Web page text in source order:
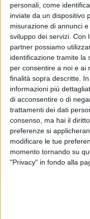
personali, come
inviate da un dispositivo
misurazione di annunci
sviluppo dei servizi. Con
partner possiamo
identificazione tramite la
per consentire a noi e ai
finalità sopra descritte.
informazioni più
di acconsentire o di
trattamenti dei dati
consenso, ma hai il
preferenze si
modificare le tue
momento tornando su
"Privacy" in fondo alla
L'azienda sanitaria
i PVT di Matera e
Matera: dal lunedì
14.00
Policoro: dal
14.00
Tinchi: il martedì,
ore 14.00
Tricarico: dal
14.00
Stigliano: il
14.00
Le vaccinazioni per la